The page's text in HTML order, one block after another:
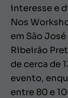
interesse e
Nos
em São
Ribeirão
de cerca de
evento,
entre 80 e